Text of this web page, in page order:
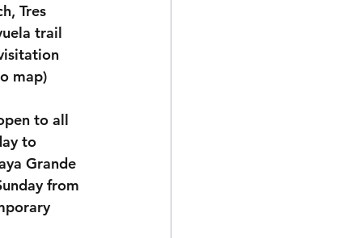
Tres
trail
map)
to all
to
Grande
from